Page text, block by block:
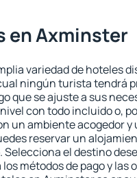
en Axminster
variedad de hoteles
ningún turista tendrá
que se ajuste a sus
con todo incluido o,
un ambiente acogedor y
reservar un
Selecciona el destino
métodos de pago y las